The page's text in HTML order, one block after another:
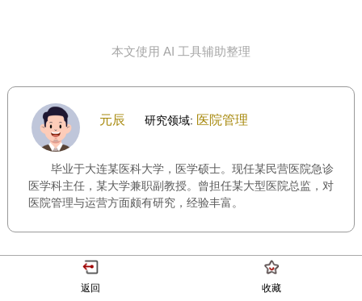
本文使用 AI 工具辅助整理
元辰 研究领域: 医院管理
毕业于大连某医科大学，医学硕士。现任某民营医院急诊
医学科主任，某大学兼职副教授。曾担任某大型医院总监，对
医院管理与运营方面颇有研究，经验丰富。
返回 收藏